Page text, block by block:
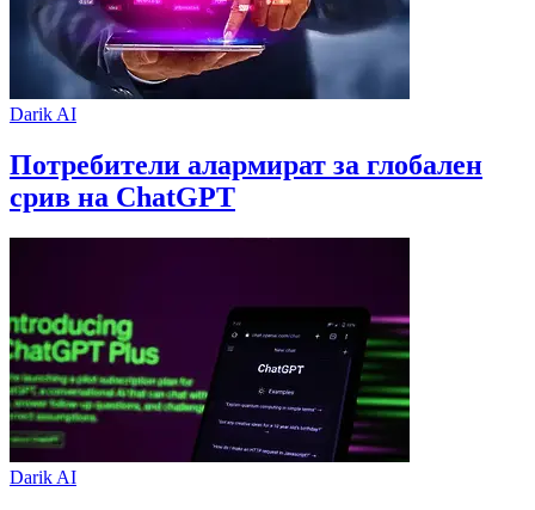
Darik AI
Потребители алармират за глобален
срив на ChatGPT
Darik AI